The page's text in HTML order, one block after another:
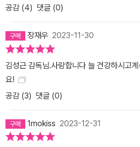
공감 (4) 댓글 (0)
장재우 2023-11-30
김성근 감독님.사랑합니다 늘 건강하시고
요!
공감 (3) 댓글 (0)
1mokiss 2023-12-31